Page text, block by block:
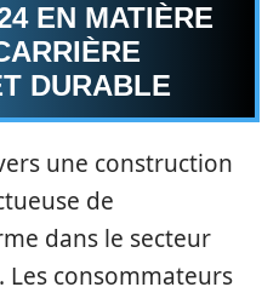
EN MATIÈRE
DURABLE
une construction
de
dans le secteur
Les consommateurs